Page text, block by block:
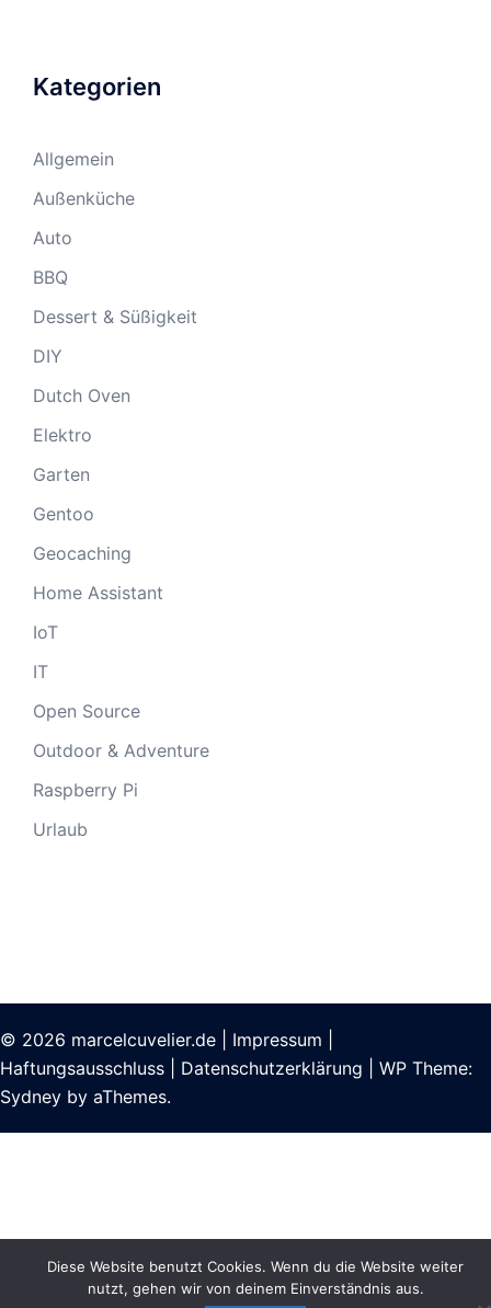
Kategorien
Allgemein
Außenküche
Auto
BBQ
Dessert & Süßigkeit
DIY
Dutch Oven
Elektro
Garten
Gentoo
Geocaching
Home Assistant
IoT
IT
Open Source
Outdoor & Adventure
Raspberry Pi
Urlaub
© 2026 marcelcuvelier.de Impressum
Haftungsausschluss
Datenschutzerklärung
WP Theme:
Sydney by aThemes.
Diese Website benutzt Cookies. Wenn du die Website weiter
nutzt, gehen wir von deinem Einverständnis aus.